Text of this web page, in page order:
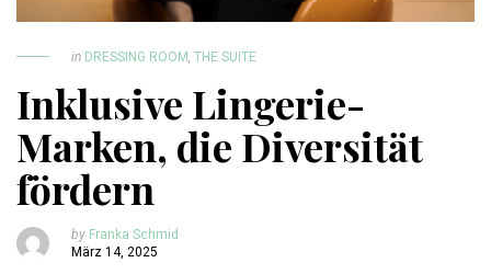
in DRESSING ROOM, THE SUITE
Inklusive Lingerie-
Marken, die Diversität
fördern
by Franka Schmid
März 14, 2025